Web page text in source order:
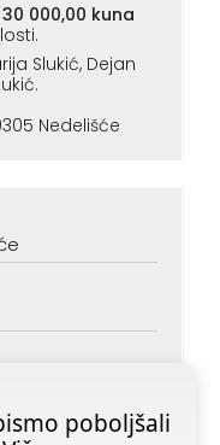
poboljšali
30 000,00 kuna
Slukić, Dejan
Nedelišće